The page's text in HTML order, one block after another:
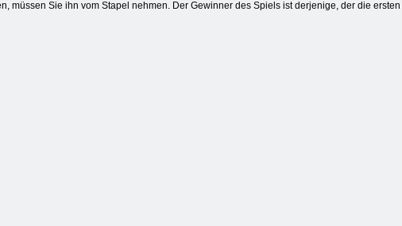
müssen Sie ihn vom Stapel nehmen. Der Gewinner des Spiels ist derjenige, der die